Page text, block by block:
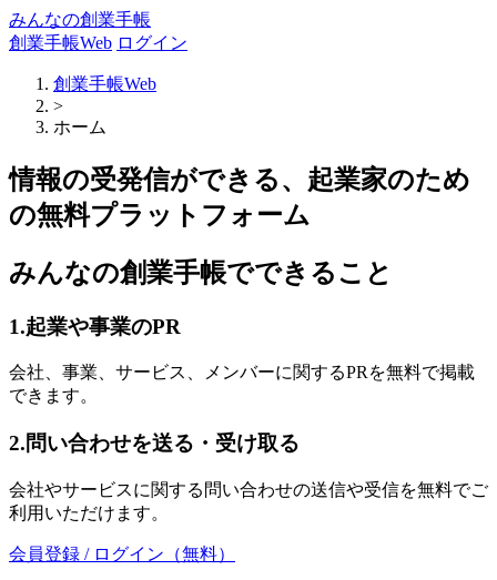
みんなの創業手帳
創業手帳Web ログイン
創業手帳Web
>
ホーム
情報の受発信ができる、起業家のため
の無料プラットフォーム
みんなの創業手帳でできること
1.起業や事業のPR
会社、事業、サービス、メンバーに関するPRを無料で掲載
できます。
2.問い合わせを送る・受け取る
会社やサービスに関する問い合わせの送信や受信を無料でご
利用いただけます。
会員登録 / ログイン（無料）